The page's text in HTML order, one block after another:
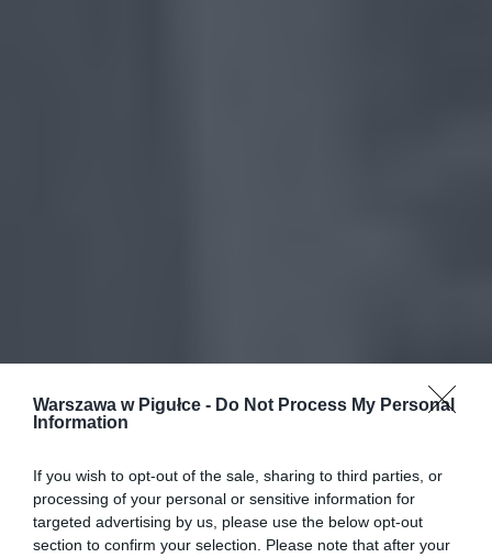
Warszawa w Pigułce - Do Not Process My Personal
Information
If you wish to opt-out of the sale, sharing to third parties, or
processing of your personal or sensitive information for
targeted advertising by us, please use the below opt-out
section to confirm your selection. Please note that after your